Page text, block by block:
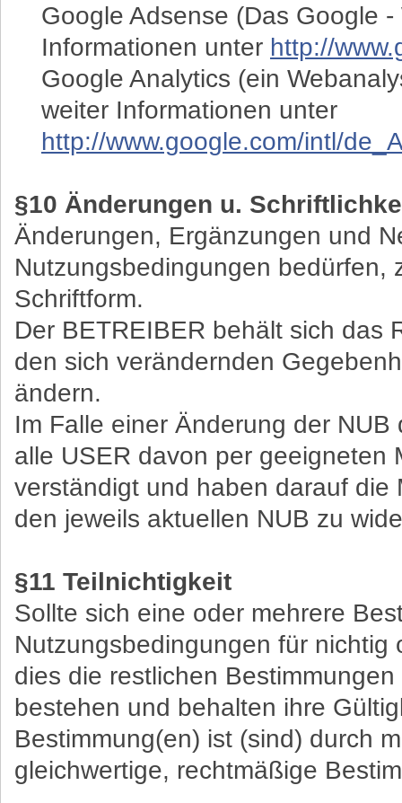
Google Adsense (Das Google
Informationen unter http://
Google Analytics (ein
weiter Informationen unter
http://www.google.com/intl/
§10 Änderungen u.
Änderungen, Ergänzungen und
Nutzungsbedingungen bedürfen,
Schriftform.
Der BETREIBER behält sich das
den sich verändernden
ändern.
Im Falle einer Änderung der
alle USER davon per geeigneten
verständigt und haben darauf die
den jeweils aktuellen NUB zu
§11 Teilnichtigkeit
Sollte sich eine oder mehrere
Nutzungsbedingungen für
dies die restlichen
bestehen und behalten ihre
Bestimmung(en) ist (sind) durch
gleichwertige, rechtmäßige